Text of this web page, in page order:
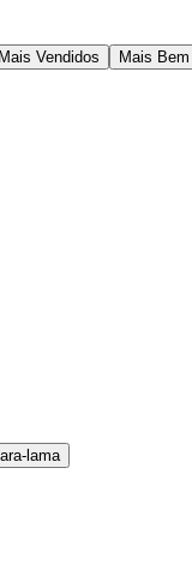
Mais Vendidos Mais
lama